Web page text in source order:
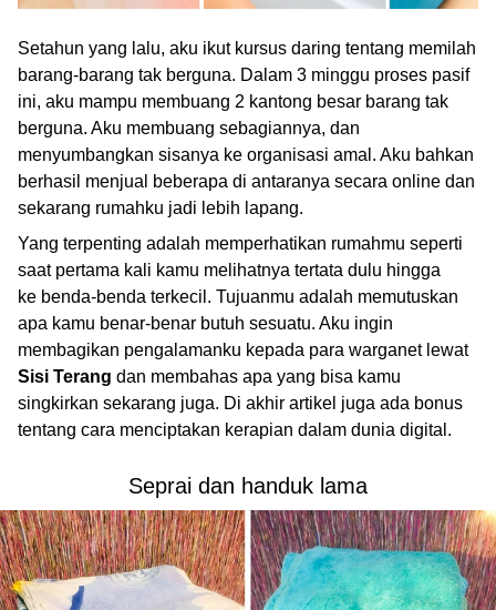
Setahun yang lalu, aku ikut kursus daring tentang memilah
barang-barang tak berguna. Dalam 3 minggu proses pasif
ini, aku mampu membuang 2 kantong besar barang tak
berguna. Aku membuang sebagiannya, dan
menyumbangkan sisanya ke organisasi amal. Aku bahkan
berhasil menjual beberapa di antaranya secara online dan
sekarang rumahku jadi lebih lapang.
Yang terpenting adalah memperhatikan rumahmu seperti
saat pertama kali kamu melihatnya tertata dulu hingga
ke benda-benda terkecil. Tujuanmu adalah memutuskan
apa kamu benar-benar butuh sesuatu. Aku ingin
membagikan pengalamanku kepada para warganet lewat
Sisi Terang dan membahas apa yang bisa kamu
singkirkan sekarang juga. Di akhir artikel juga ada bonus
tentang cara menciptakan kerapian dalam dunia digital.
Seprai dan handuk lama